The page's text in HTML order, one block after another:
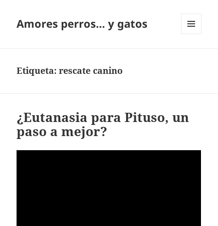
Amores perros… y gatos
Etiqueta:rescate canino
¿Eutanasia para Pituso, un
paso a mejor?